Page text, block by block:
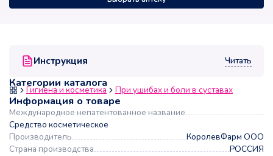
Инструкция Читать
Категории каталога
Гигиена и косметика При ушибах и боли в суставах
Информация о товаре
Международное непатентованное название
Средство косметическое
Производитель
КоролевФарм ООО
Страна производства
РОССИЯ